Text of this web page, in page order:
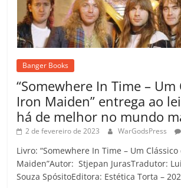
Banger Books
“Somewhere In Time – Um
Iron Maiden” entrega ao
há de melhor no mundo
2 de fevereiro de 2023 WarGodsPress
Livro: “Somewhere In Time – Um
Maiden”Autor: Stjepan JurasTradutor:
Souza SpósitoEditora: Estética Torta –